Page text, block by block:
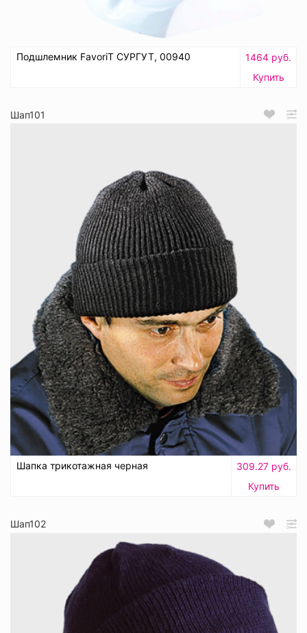
Подшлемник FavoriT СУРГУТ, 00940
1464 руб.
Купить
Шап101
Шапка трикотажная черная
309.27 руб.
Купить
Шап102